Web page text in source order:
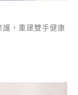
，重建雙手健康